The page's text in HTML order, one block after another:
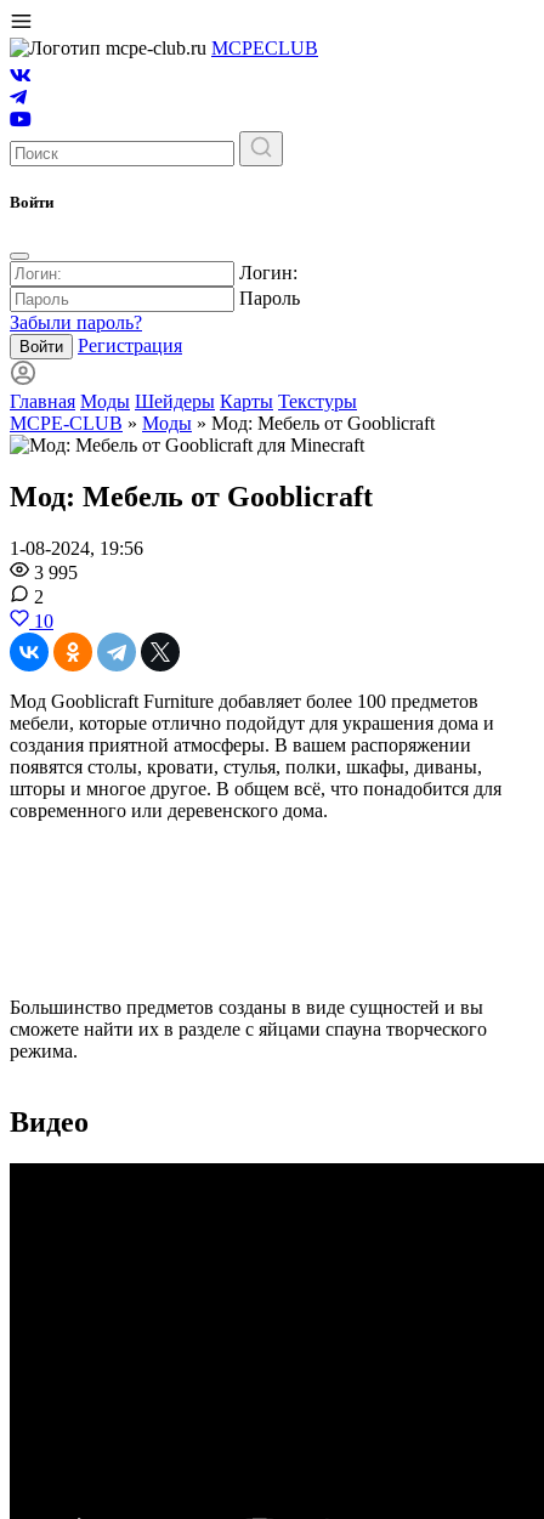
MCPECLUB
Войти
Логин:
Пароль
Забыли пароль?
Войти Регистрация
Главная Моды Шейдеры Карты Текстуры
MCPE-CLUB » Моды » Мод: Мебель от Gooblicraft
Мод: Мебель от Gooblicraft
1-08-2024, 19:56
3 995
2
10
Мод Gooblicraft Furniture добавляет более 100 предметов
мебели, которые отлично подойдут для украшения дома и
создания приятной атмосферы. В вашем распоряжении
появятся столы, кровати, стулья, полки, шкафы, диваны,
шторы и многое другое. В общем всё, что понадобится для
современного или деревенского дома.
Большинство предметов созданы в виде сущностей и вы
сможете найти их в разделе с яйцами спауна творческого
режима.
Видео